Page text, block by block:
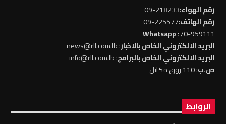
رقم الهواء:218233-09
رقم الهاتف:225577-09
70-959111
: Whatsapp
البريد الالكتروني الخاص بالاخبار: news@rll.com.lb
البريد الالكتروني الخاص بالبرامج: info@rll.com.lb
ص.ب: 110 زوق مكايل
الروابط